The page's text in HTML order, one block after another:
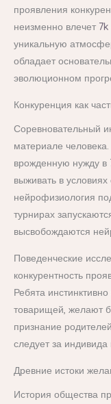
проявления
неизменно влечет
уникальную
обладает
эволюционном
Конкуренция как
Соревновательный
материале
врожденную нужду в
выживать в
нейрофизиология
турнирах
высвобождаются
Поведенческие
конкурентность
Ребята
товарищей, желают
признание
следует за
Древние истоки
История общества